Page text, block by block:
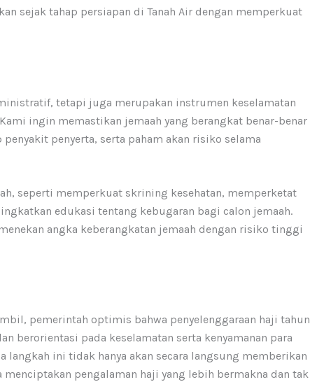
sejak tahap persiapan di Tanah Air dengan memperkuat
tetapi juga merupakan instrumen keselamatan
ingin memastikan jemaah yang berangkat benar-benar
penyerta, serta paham akan risiko selama
seperti memperkuat skrining kesehatan, memperketat
edukasi tentang kebugaran bagi calon jemaah.
angka keberangkatan jemaah dengan risiko tinggi
pemerintah optimis bahwa penyelenggaraan haji tahun
berorientasi pada keselamatan serta kenyamanan para
langkah ini tidak hanya akan secara langsung memberikan
pengalaman haji yang lebih bermakna dan tak